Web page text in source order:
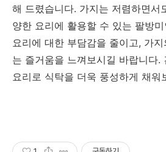
해 드렸습니다. 가지는 저렴하면서
양한 요리에 활용할 수 있는 팔방
요리에 대한 부담감을 줄이고, 가
는 즐거움을 느껴보시길 바랍니다.
요리로 식탁을 더욱 풍성하게 채워